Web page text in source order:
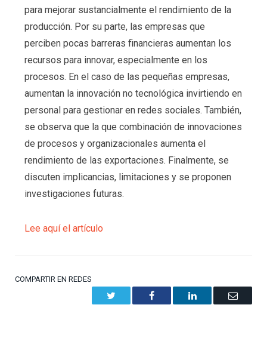
para mejorar sustancialmente el rendimiento de la
producción. Por su parte, las empresas que
perciben pocas barreras financieras aumentan los
recursos para innovar, especialmente en los
procesos. En el caso de las pequeñas empresas,
aumentan la innovación no tecnológica invirtiendo en
personal para gestionar en redes sociales. También,
se observa que la que combinación de innovaciones
de procesos y organizacionales aumenta el
rendimiento de las exportaciones. Finalmente, se
discuten implicancias, limitaciones y se proponen
investigaciones futuras.
Lee aquí el artículo
COMPARTIR EN REDES
Facebook LinkedIn Email